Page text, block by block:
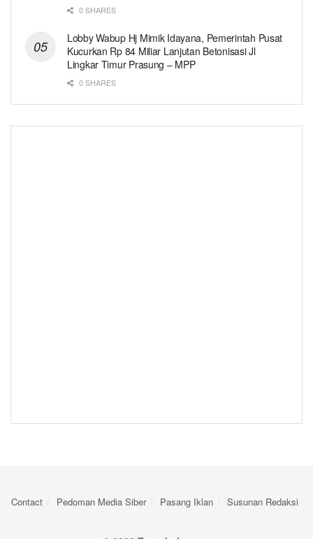
0 SHARES
Lobby Wabup Hj Mimik Idayana, Pemerintah Pusat
Kucurkan Rp 84 Miliar Lanjutan Betonisasi Jl
Lingkar Timur Prasung – MPP
0 SHARES
Contact Pedoman Media Siber Pasang Iklan Susunan Redaksi